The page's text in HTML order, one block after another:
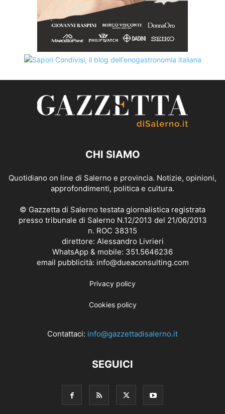
CHI SIAMO
Quotidiano on line di Salerno e provincia. Notizie, opinioni,
approfondimenti, politica e cultura.
© Gazzetta di Salerno testata giornalistica registrata
presso tribunale di Salerno N.12/2013 del 21/06/2013
n. ROC 38315
direttore: Alessandro Livrieri
WhatsApp & mobile: 351.5646236
email pubblicità: info@dueaconsulting.com
Privacy policy
Cookies policy
Contattaci: info@gazzettadisalerno.it
SEGUICI